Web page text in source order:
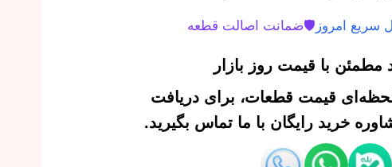
سریع امروز 🛡️ضمانت اصالت قطعه
مطمئن با قیمت روز بازار
لحظه‌ای قیمت قطعات، برای دریافت
خرید رایگان با ما تماس بگیرید.